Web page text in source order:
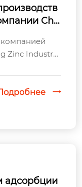
Che
компанией
Zinc Industry,

адсорбции